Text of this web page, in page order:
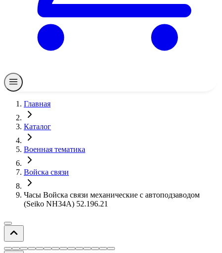
Главная
Каталог
Военная тематика
Войска связи
Часы Войска связи механические с автоподзаводом
(Seiko NH34A) 52.196.21